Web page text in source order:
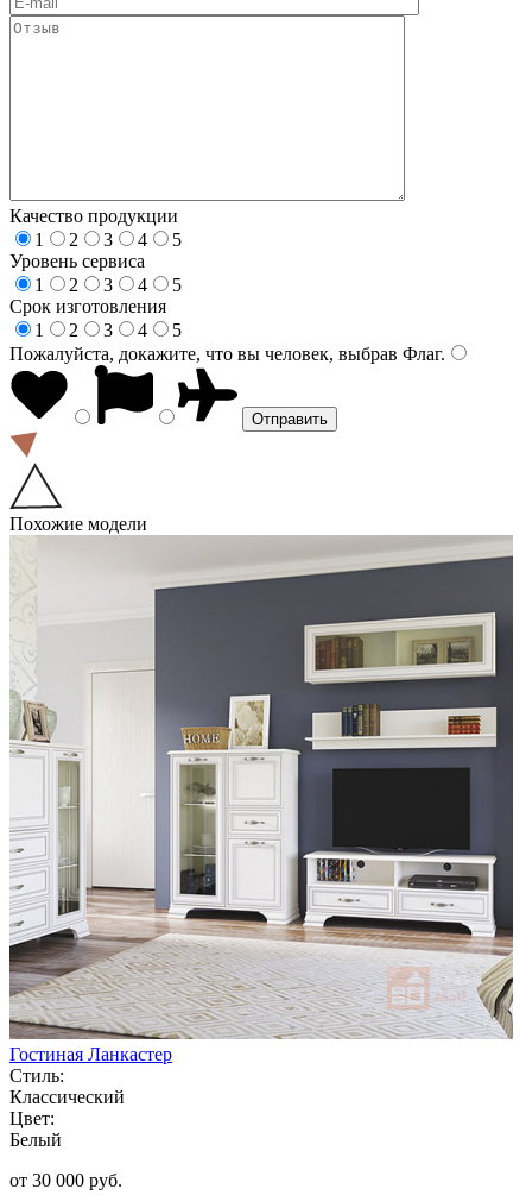
Качество продукции
1
2 3 4
5
Уровень сервиса
1
2 3 4
5
Срок изготовления
1
2 3 4
5
Пожалуйста, докажите, что вы человек, выбрав Флаг.
Похожие модели
Гостиная Ланкастер
Стиль:
Классический
Цвет:
Белый
от 30 000 руб.